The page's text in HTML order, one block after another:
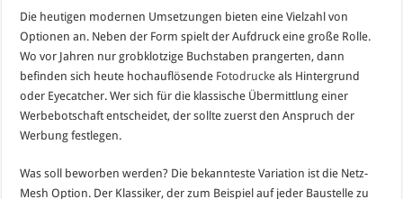
Die heutigen modernen Umsetzungen bieten eine Vielzahl von
Optionen an. Neben der Form spielt der Aufdruck eine große Rolle.
Wo vor Jahren nur grobklotzige Buchstaben prangerten, dann
befinden sich heute hochauflösende Fotodrucke als Hintergrund
oder Eyecatcher. Wer sich für die klassische Übermittlung einer
Werbebotschaft entscheidet, der sollte zuerst den Anspruch der
Werbung festlegen.
Was soll beworben werden? Die bekannteste Variation ist die Netz-
Mesh Option. Der Klassiker, der zum Beispiel auf jeder Baustelle zu